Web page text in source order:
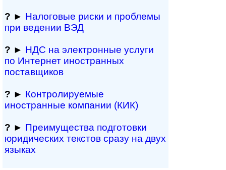
? ► Налоговые риски и проблемы
при ведении ВЭД
? ► НДС на электронные услуги
по Интернет иностранных
поставщиков
? ► Контролируемые
иностранные компании (КИК)
? ► Преимущества под­гото­вки
юри­ди­чес­ких тек­с­тов сразу на двух
языках